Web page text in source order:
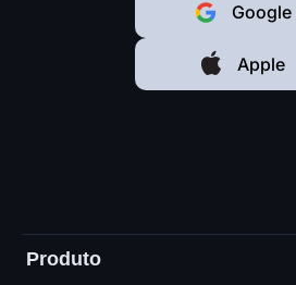
Google
Apple
Produto